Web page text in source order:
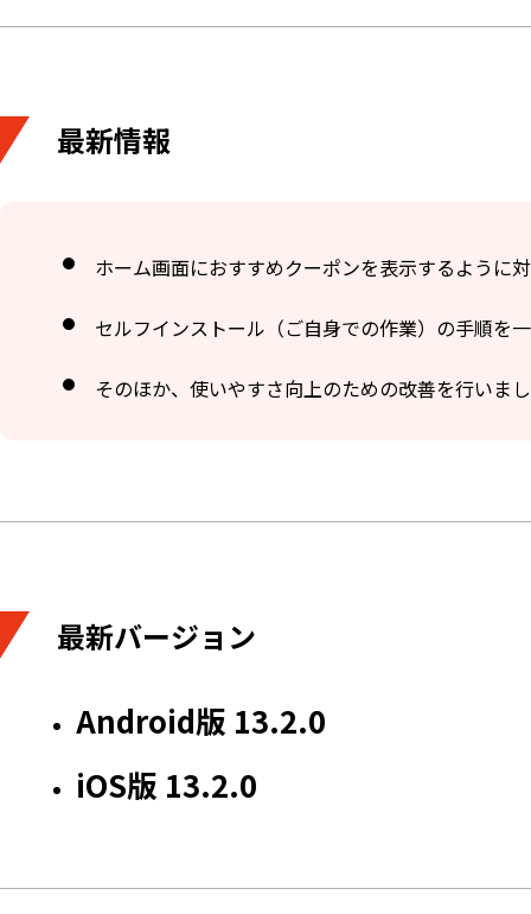
最新情報
ホーム画面におすすめクーポンを表示するように
セルフインストール（ご自身での作業）の手順を
そのほか、使いやすさ向上のための改善を行いま
最新バージョン
Android版 13.2.0
iOS版 13.2.0